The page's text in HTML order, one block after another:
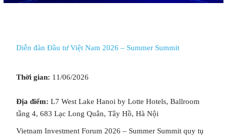
×
Diễn đàn Đầu tư Việt Nam 2026 – Summer Summit
Thời gian: 11/06/2026
Địa điểm: L7 West Lake Hanoi by Lotte Hotels, Ballroom
tầng 4, 683 Lạc Long Quân, Tây Hồ, Hà Nội
Vietnam Investment Forum 2026 – Summer Summit quy tụ